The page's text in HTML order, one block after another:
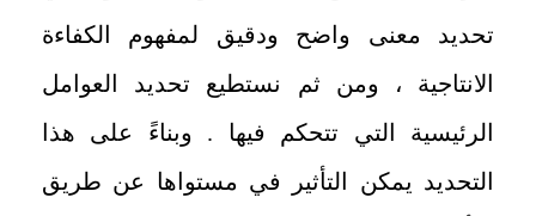
تحديد معنى واضح ودقيق لمفهوم الكفاءة
الانتاجية ، ومن ثم نستطيع تحديد العوامل
الرئيسية التي تتحكم فيها . وبناءً على هذا
التحديد يمكن التأثير في مستواها عن طريق